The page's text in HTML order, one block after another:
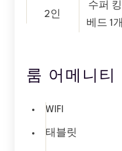
2인
수퍼 킹
베드 1개
룸 어메니티
WIFI
태블릿